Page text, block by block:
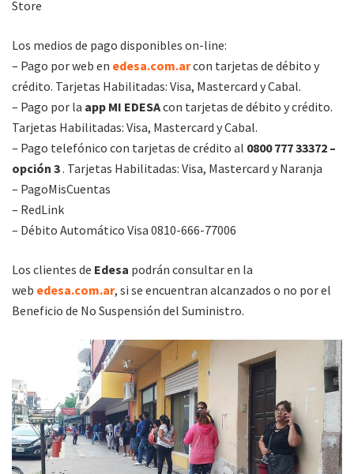
Store
Los medios de pago disponibles on-line:
– Pago por web en edesa.com.arcon tarjetas de débito y
crédito. Tarjetas Habilitadas: Visa, Mastercard y Cabal.
– Pago por la app MI EDESAcon tarjetas de débito y crédito.
Tarjetas Habilitadas: Visa, Mastercard y Cabal.
– Pago telefónico con tarjetas de crédito al 0800 777 33372 –
opción 3. Tarjetas Habilitadas: Visa, Mastercard y Naranja
– PagoMisCuentas
– RedLink
– Débito Automático Visa 0810-666-77006
Los clientes de Edesa podrán consultar en la
web edesa.com.ar, si se encuentran alcanzados o no por el
Beneficio de No Suspensión del Suministro.